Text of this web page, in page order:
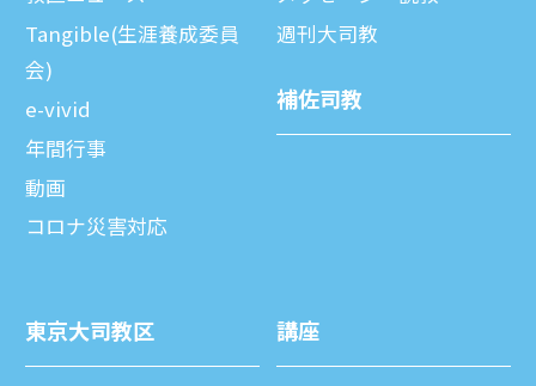
Tangible(生涯養成委員
会)
e-vivid
年間⾏事
動画
コロナ災害対応
週刊⼤司教
補佐司教
東京⼤司教区 講座